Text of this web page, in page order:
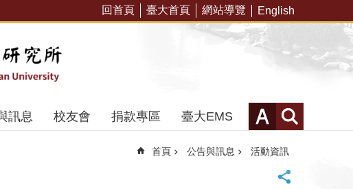
回首頁 臺大首頁 網站導覽 English
訊息 校友會 捐款專區 臺大EMS
首頁 公告與訊息 活動資訊